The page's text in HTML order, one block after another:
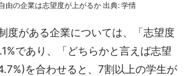
由の企業は志望度が上がるか 出典: 学情
度がある企業については、「志望度
であり、「どちらかと言えば志望
を合わせると、7割以上の学生が